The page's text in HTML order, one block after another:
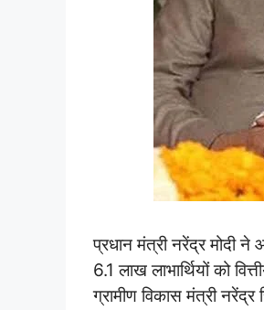
प्रधान मंत्री नरेंद्र मोदी
6.1 लाख लाभार्थियों को
ग्रामीण विकास मंत्री